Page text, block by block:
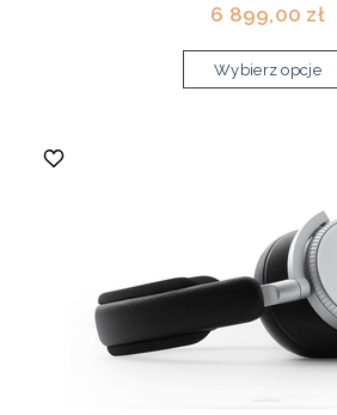
6 899,00 zł
Wybierz opcje